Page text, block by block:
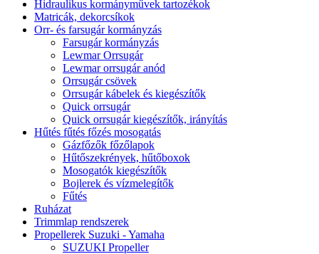
Hidraulikus kormányművek tartozékok
Matricák, dekorcsíkok
Orr- és farsugár kormányzás
Farsugár kormányzás
Lewmar Orrsugár
Lewmar orrsugár anód
Orrsugár csövek
Orrsugár kábelek és kiegészítők
Quick orrsugár
Quick orrsugár kiegészítők, irányítás
Hűtés fűtés főzés mosogatás
Gázfőzők főzőlapok
Hűtőszekrények, hűtőboxok
Mosogatók kiegészítők
Bojlerek és vízmelegítők
Fűtés
Ruházat
Trimmlap rendszerek
Propellerek Suzuki - Yamaha
SUZUKI Propeller